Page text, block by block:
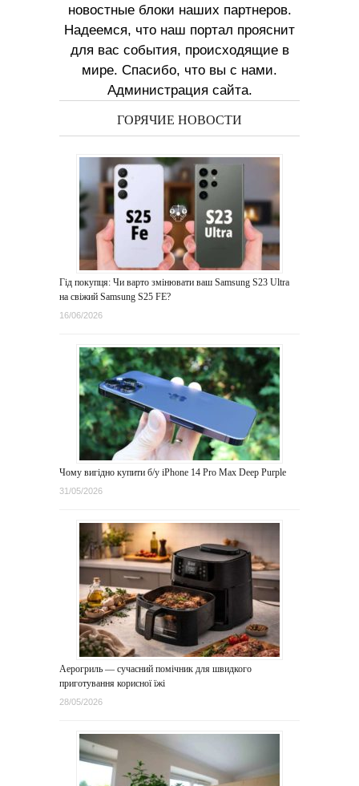
новостные блоки наших партнеров.
Надеемся, что наш портал прояснит
для вас события, происходящие в
мире. Спасибо, что вы с нами.
Администрация сайта.
ГОРЯЧИЕ НОВОСТИ
Гід покупця: Чи варто змінювати ваш Samsung S23 Ultra
на свіжий Samsung S25 FE?
16/06/2026
Чому вигідно купити б/у iPhone 14 Pro Max Deep Purple
31/05/2026
Аерогриль — сучасний помічник для швидкого
приготування корисної їжі
28/05/2026